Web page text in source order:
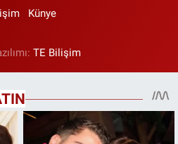
Künye
TE Bilişim